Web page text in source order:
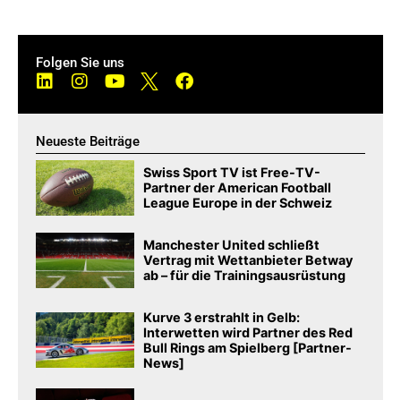
Folgen Sie uns
Neueste Beiträge
Swiss Sport TV ist Free-TV-
Partner der American Football
League Europe in der Schweiz
Manchester United schließt
Vertrag mit Wettanbieter Betway
ab – für die Trainingsausrüstung
Kurve 3 erstrahlt in Gelb:
Interwetten wird Partner des Red
Bull Rings am Spielberg [Partner-
News]